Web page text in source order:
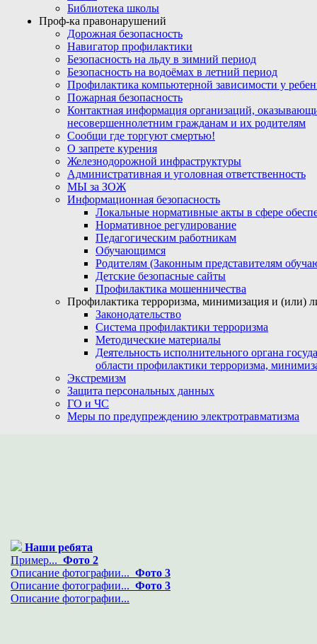
Библиотека школы
Проф-ка правонарушений
Дорожная безопасность
Навигатор профилактики
Безопасность на льду в зимний период
Безопасность на водоёмах в летний период
Профилактика компьютерной зависимости у
Пожарная безопасность
Контактная информация организаций,
несовершеннолетним гражданам и их родителям
Сообщи где торгуют смертью!
О запрете курения
Железнодорожной инфраструктуры
Административная и уголовная ответственность
МЫ за ЗОЖ
Информационная безопасность
Локальные нормативные акты в сфере
Нормативное регулирование
Педагогическим работникам
Обучающимся
Родителям (Законным представителям
Детские безопасные сайты
Профилактика мошенничества
Профилактика терроризма, минимизация и (или)
Законодательство
Система профилактики терроризма
Методические материалы
Деятельность исполнительного органа
области профилактики терроризма,
Экстремизм
Защита персональных данных
ГО и ЧС
Меры по предупреждению электротравматизма
Наши ребята
Пример... Фото 2
Описание фотографии... Фото 3
Описание фотографии... Фото 3
Описание фотографии...